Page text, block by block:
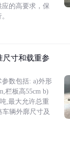
的高要求，保
尺寸和载重参
数包括: a)外形
栏板高55cm b)
,最大允许总重
辆外廓尺寸及